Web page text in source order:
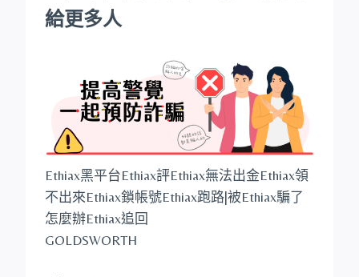
給更多人
Ethiax黑平台Ethiax評Ethiax無法出金Ethiax領
不出來Ethiax鎖帳號Ethiax跑路|被Ethiax騙了
怎麼辦Ethiax追回
GOLDSWORTH